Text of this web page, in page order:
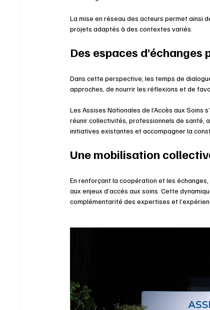
La mise en réseau des acteurs permet ainsi
projets adaptés à des contextes variés.
Des espaces
Dans cette perspective, les temps de
approches, de nourrir les réflexions et de
Les Assises Nationales de l’Accès aux
réunir collectivités, professionnels de santé,
initiatives existantes et accompagner la
Une mobilisation
En renforçant la coopération et les
aux enjeux d’accès aux soins. Cette
complémentarité des expertises et